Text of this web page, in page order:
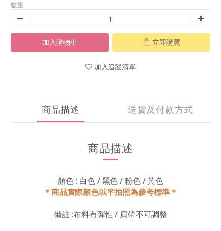
數量
加入購物車 立即購買
加入追蹤清單
商品描述 送貨及付款方式
商品描述
顏色 : 白色 / 黑色 / 粉色 / 黃色
＊商品實際顏色以平拍照為參考標準＊
備註 :布料有彈性 / 肩帶不可調整